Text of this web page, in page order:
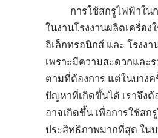
การใช้สกรูไฟฟ้าใน
ในงานโรงงานผลิตเครื่อ
อิเล็กทรอนิกส์ และ โรงง
เพราะมีความสะดวกและ
ตามที่ต้องการ แต่ในบาง
ปัญหาที่เกิดขึ้นได้ เราจึง
อาจเกิดขึ้น เพื่อการใช้ส
ประสิทธิภาพมากที่สุด ใน